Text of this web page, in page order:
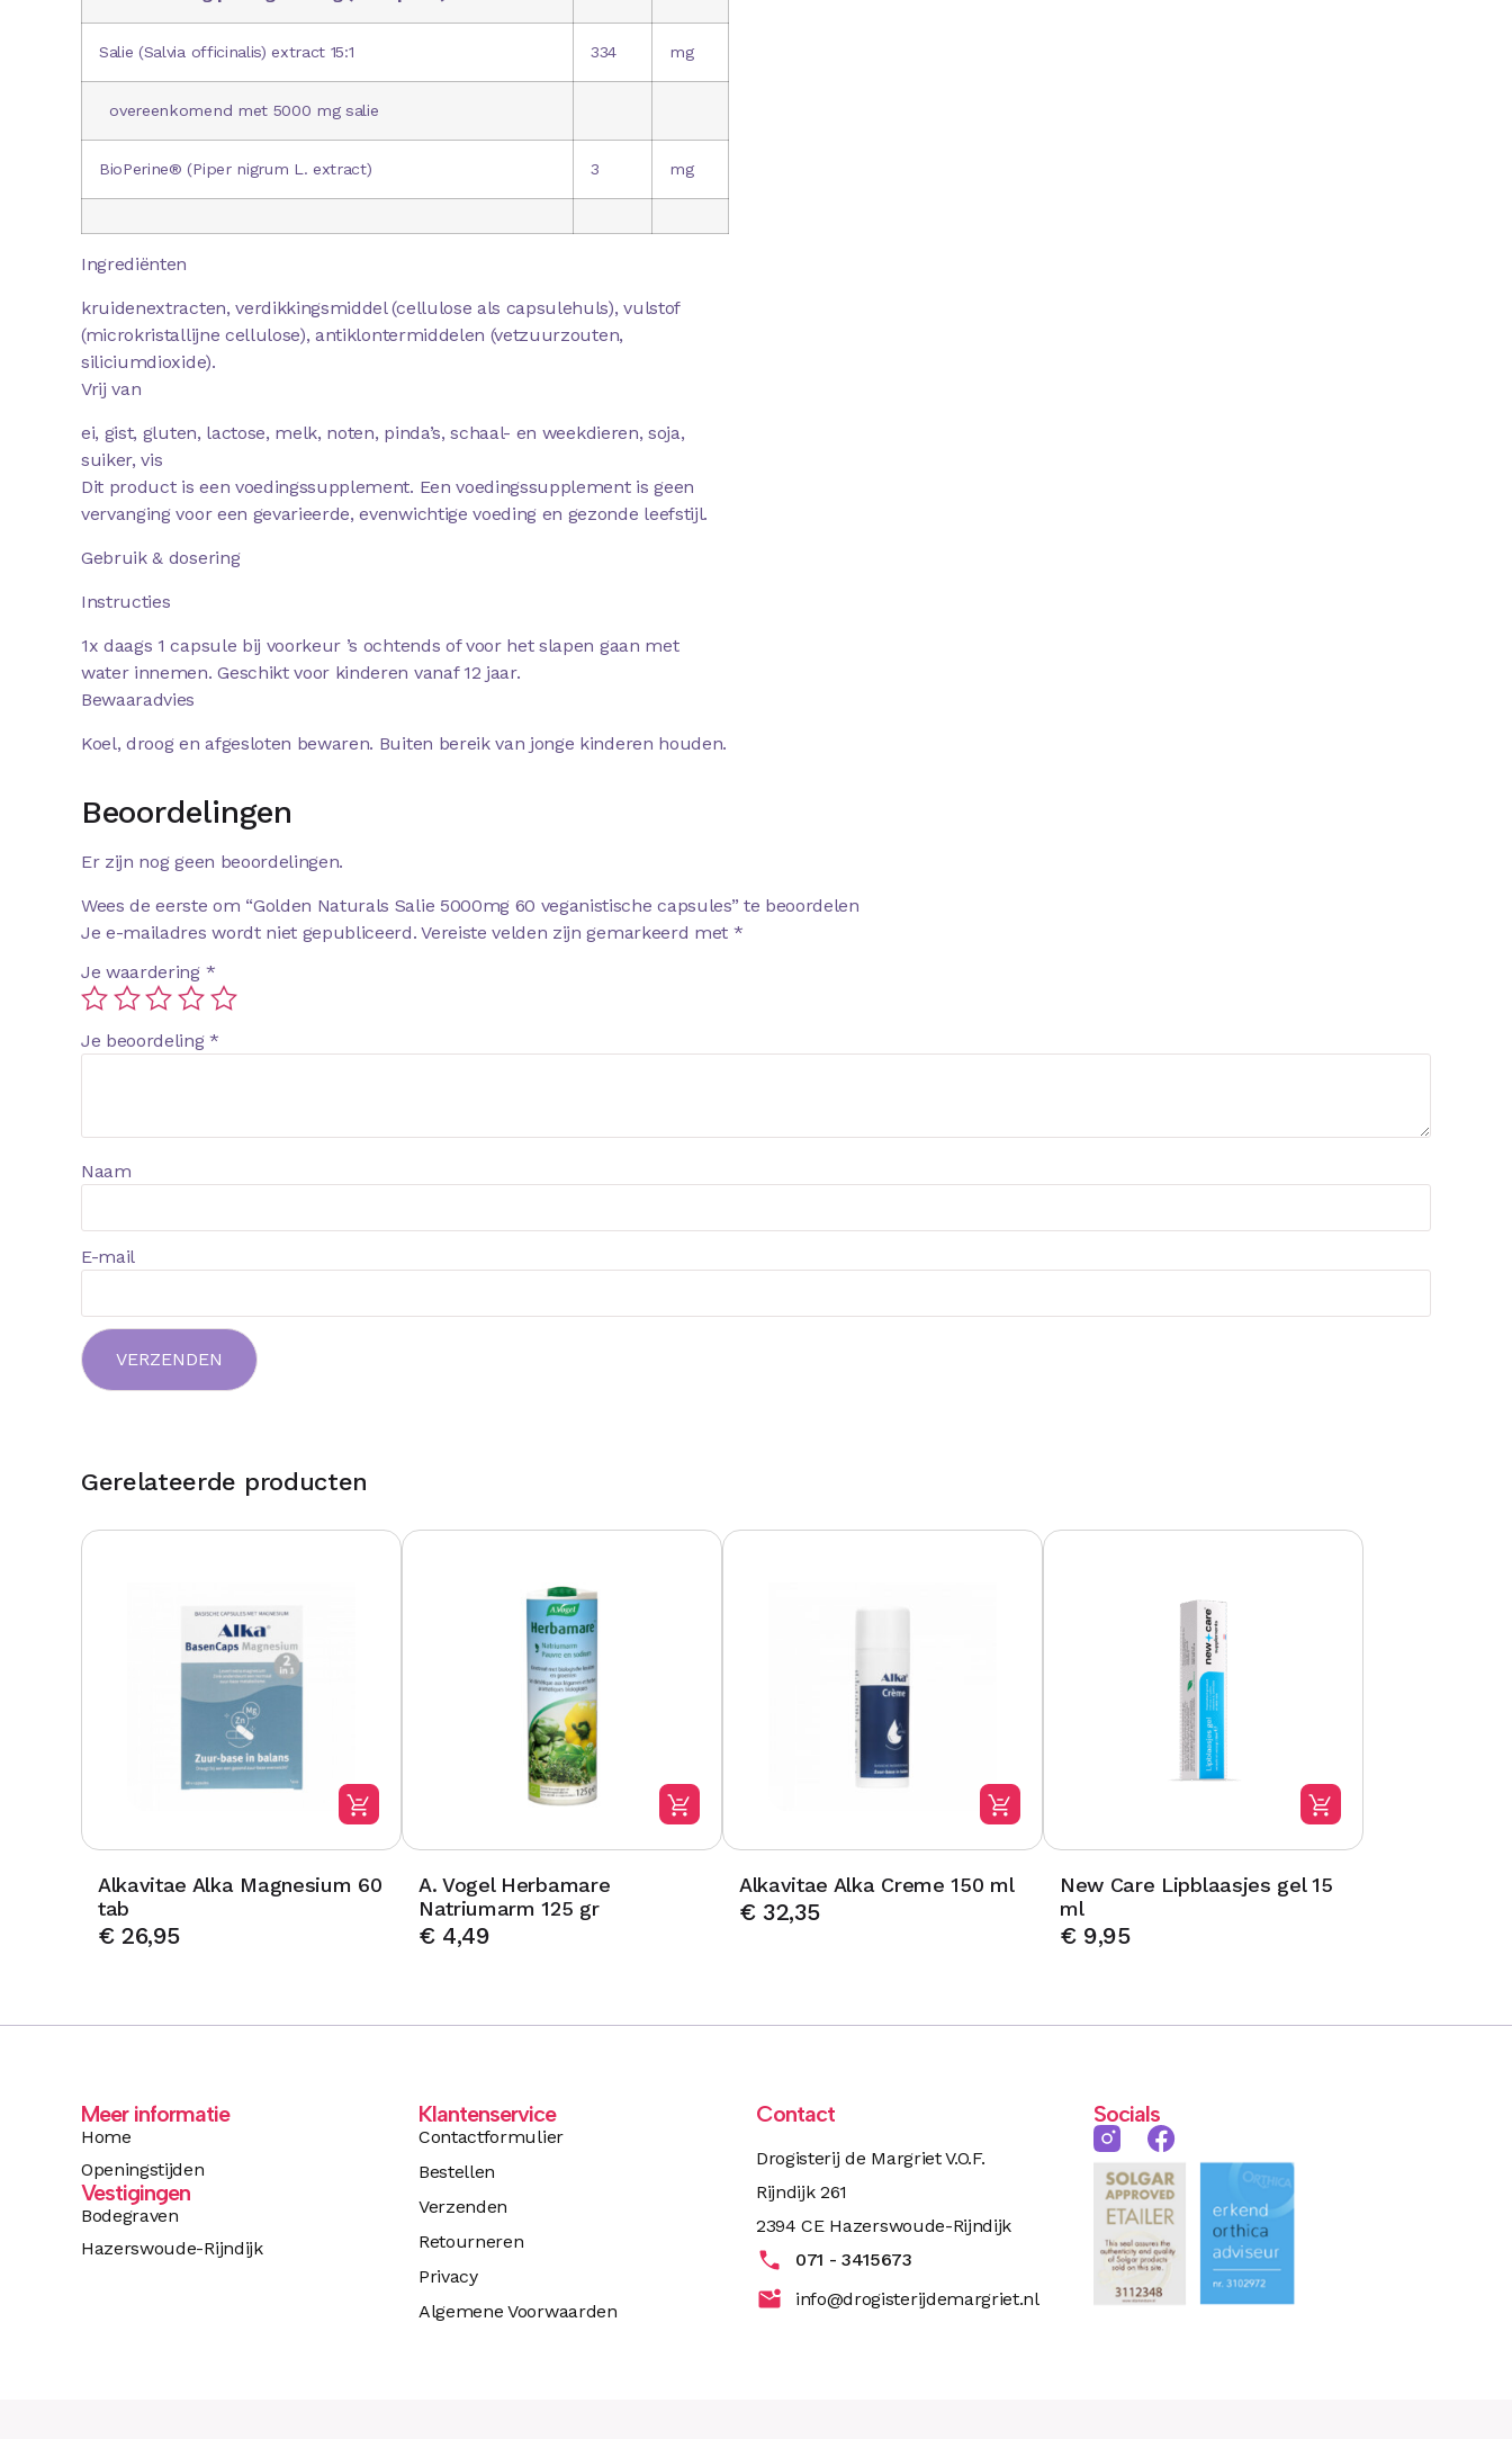
Salie (Salvia officinalis) extract 15:1 334 mg
overeenkomend met 5000 mg salie
BioPerine® (Piper nigrum L. extract) 3 mg
Ingrediënten
kruidenextracten, verdikkingsmiddel (cellulose als capsulehuls), vulstof
(microkristallijne cellulose), antiklontermiddelen (vetzuurzouten,
siliciumdioxide).
Vrij van
ei, gist, gluten, lactose, melk, noten, pinda’s, schaal- en weekdieren, soja,
suiker, vis
Dit product is een voedingssupplement. Een voedingssupplement is geen
vervanging voor een gevarieerde, evenwichtige voeding en gezonde leefstijl.
Gebruik & dosering
Instructies
1x daags 1 capsule bij voorkeur ’s ochtends of voor het slapen gaan met
water innemen. Geschikt voor kinderen vanaf 12 jaar.
Bewaaradvies
Koel, droog en afgesloten bewaren. Buiten bereik van jonge kinderen houden.
Beoordelingen
Er zijn nog geen beoordelingen.
Wees de eerste om “Golden Naturals Salie 5000mg 60 veganistische capsules” te beoordelen
Je e-mailadres wordt niet gepubliceerd. Vereiste velden zijn gemarkeerd met *
Je waardering *
Je beoordeling*
Naam
E-mail
Gerelateerde producten
Alkavitae Alka Magnesium 60
tab
€26,95
A. Vogel Herbamare
Natriumarm 125 gr
€4,49
Alkavitae Alka Creme 150 ml
€32,35
New Care Lipblaasjes gel 15
ml
€9,95
Meer informatie
Home
Openingstijden
Vestigingen
Bodegraven
Hazerswoude-Rijndijk
Klantenservice
Contactformulier
Bestellen
Verzenden
Retourneren
Privacy
Algemene Voorwaarden
Contact
Drogisterij de Margriet V.O.F.
Rijndijk 261
2394 CE Hazerswoude-Rijndijk
071 - 3415673
info@drogisterijdemargriet.nl
Socials